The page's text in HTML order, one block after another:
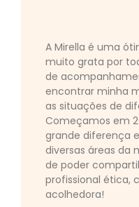
A Mirella é uma
muito grata por
de
encontrar minha
as situações de
Começamos em
grande diferença
diversas áreas da
de poder
profissional ética,
acolhedora!